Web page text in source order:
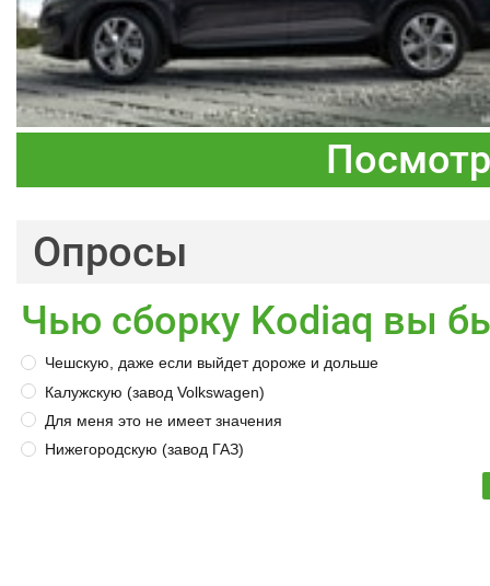
Опросы
Чью сборку Kodiaq вы
Чешскую, даже если выйдет дороже и дольше
Калужскую (завод Volkswagen)
Для меня это не имеет значения
Нижегородскую (завод ГАЗ)